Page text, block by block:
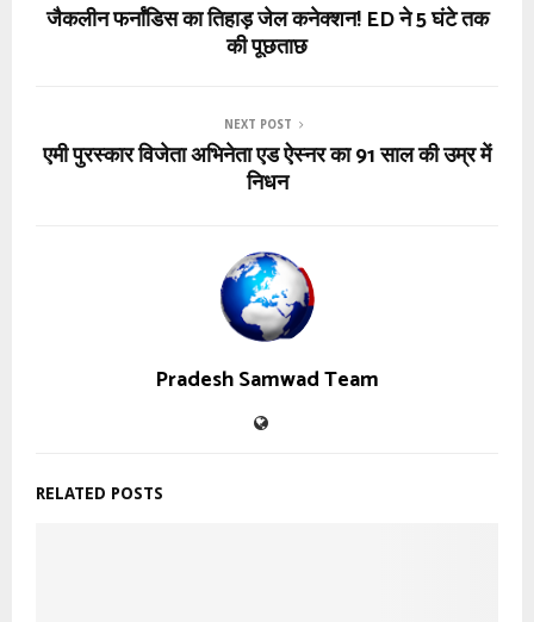
जैकलीन फर्नांडिस का तिहाड़ जेल कनेक्शन! ED ने 5 घंटे तक
की पूछताछ
NEXT POST
एमी पुरस्कार विजेता अभिनेता एड ऐस्नर का 91 साल की उम्र में
निधन
Pradesh Samwad Team
RELATED POSTS